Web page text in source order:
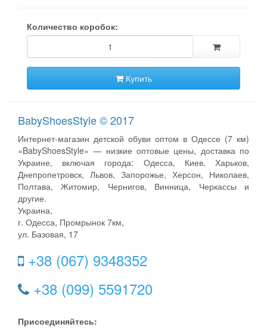
Количество коробок:
Купить
BabyShoesStyle © 2017
Интернет-магазин детской обуви оптом в Одессе (7 км)
«BabyShoesStyle» — низкие оптовые цены, доставка по
Украине, включая города: Одесса, Киев, Харьков,
Днепропетровск, Львов, Запорожье, Херсон, Николаев,
Полтава, Житомир, Чернигов, Винница, Черкассы и
другие.
Украина,
г. Одесса, Промрынок 7км,
ул. Базовая, 17
+38 (067) 9348352
+38 (099) 5591720
Присоединяйтесь: